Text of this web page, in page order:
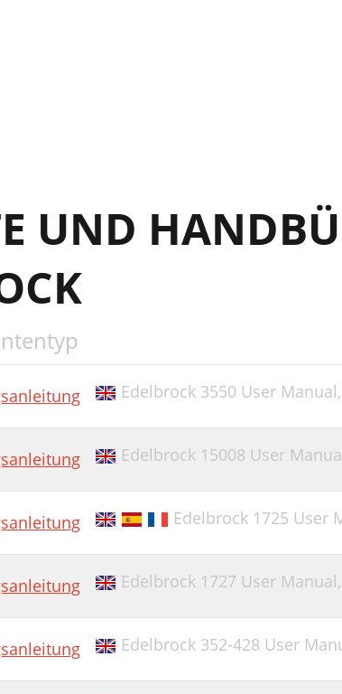
UND
Edelbrock 3550 User Manual,
Edelbrock 15008 User
Edelbrock 1725 User
Edelbrock 1727 User Manual,
Edelbrock 352-428 User